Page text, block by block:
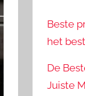
Beste
het
De
Juiste